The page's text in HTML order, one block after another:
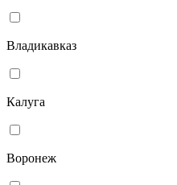
Владикавказ
Калуга
Воронеж